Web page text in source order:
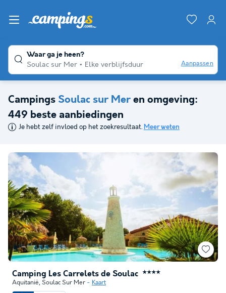
Waar ga je heen?
Soulac sur Mer
Elke verblijfsduur Aanpassen
Campings Soulac sur Mer en omgeving:
449 beste aanbiedingen
Je hebt zelf invloed op het zoekresultaat. Meer weten
Camping Les Carrelets de Soulac ★★★★
Aquitanië, Soulac Sur Mer Kaart